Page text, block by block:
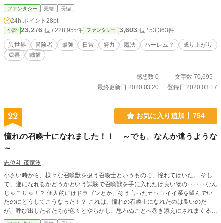
い。そう言われても、どうしても夢は諦められなくて……。 そんなときに出
会ったんだ。 最強の力と優しさを持ちながら、職業のせいで周りから忌避さ
れている【魔女】に。 臆病で、健気で、誰よりも努力する君に。 これは
【推奨職業】と【夢】の不一致に悩む少年少女が、それでも絶対に夢を叶えよう
と奮闘する。そんな軌跡を描いた物語。 「夢と職業が違ったって、そんなの
努力で覆せるんだ。俺がそれを証明してみせる……！」
ファンタジー 完結 長編
24h.ポイント 28pt
小説 23,276 位 / 228,955件 ファンタジー 3,603 位 / 53,363件
異世界 冒険者 最強 日常 努力 魔法 ハーレム？
成り上がり
成長
職業
感想数 0
文字数 70,695
最終更新日 2020.03.20
登録日 2020.03.17
22 お気に入り追加 754
憧れの召喚士になれました！！ ～でも、なんか違うような
～
志位斗 茂家波
小さい時から、様々な召喚獣を扱う召喚士というものに、憧れてはいた。 そし
て、遂になれるかどうかという試験で召喚獣を手に入れたは良い物の‥‥‥なん
じゃこりゃ！？ 個人的にはドラゴンとか、そう言ったカッコイイ系を望んでい
たのにどうしてこうなった！？ これは、憧れの召喚士になれたのは良いのだ
が、呼び出した者たちが色々とやらかし、思わぬことへ巻き添えにされまくる、